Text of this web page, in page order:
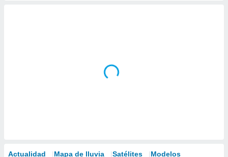
Actualidad Mapa de lluvia Satélites Modelos